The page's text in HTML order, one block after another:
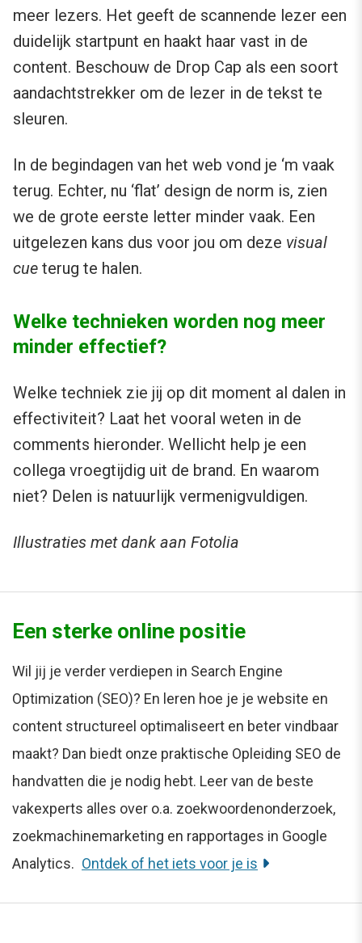
meer lezers. Het geeft de scannende lezer een
duidelijk startpunt en haakt haar vast in de
content. Beschouw de Drop Cap als een soort
aandachtstrekker om de lezer in de tekst te
sleuren.
In de begindagen van het web vond je ‘m vaak
terug. Echter, nu ‘flat’ design de norm is, zien
we de grote eerste letter minder vaak. Een
uitgelezen kans dus voor jou om deze visual
cue terug te halen.
Welke technieken worden nog meer
minder effectief?
Welke techniek zie jij op dit moment al dalen in
effectiviteit? Laat het vooral weten in de
comments hieronder. Wellicht help je een
collega vroegtijdig uit de brand. En waarom
niet? Delen is natuurlijk vermenigvuldigen.
Illustraties met dank aan Fotolia
Een sterke online positie
Wil jij je verder verdiepen in Search Engine
Optimization (SEO)? En leren hoe je je website en
content structureel optimaliseert en beter vindbaar
maakt? Dan biedt onze praktische Opleiding SEO de
handvatten die je nodig hebt. Leer van de beste
vakexperts alles over o.a. zoekwoordenonderzoek,
zoekmachinemarketing en rapportages in Google
Analytics. Ontdek of het iets voor je is